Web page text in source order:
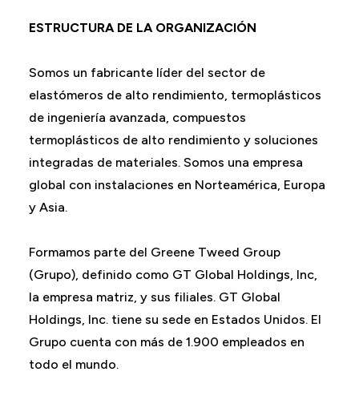
ESTRUCTURA DE LA ORGANIZACIÓN
Somos un fabricante líder del sector de
elastómeros de alto rendimiento, termoplásticos
de ingeniería avanzada, compuestos
termoplásticos de alto rendimiento y soluciones
integradas de materiales. Somos una empresa
global con instalaciones en Norteamérica, Europa
y Asia.
Formamos parte del Greene Tweed Group
(Grupo), definido como GT Global Holdings, Inc,
la empresa matriz, y sus filiales. GT Global
Holdings, Inc. tiene su sede en Estados Unidos. El
Grupo cuenta con más de 1.900 empleados en
todo el mundo.